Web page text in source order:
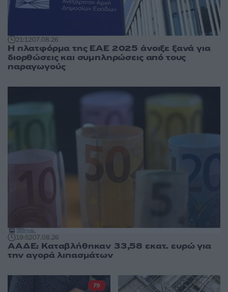
21:1207.08.26
Η πλατφόρμα της ΕΑΕ 2025 άνοιξε ξανά για
διορθώσεις και συμπληρώσεις από τους
παραγωγούς
19:5207.08.26
ΑΑΔΕ: Καταβλήθηκαν 33,58 εκατ. ευρώ για
την αγορά λιπασμάτων
79